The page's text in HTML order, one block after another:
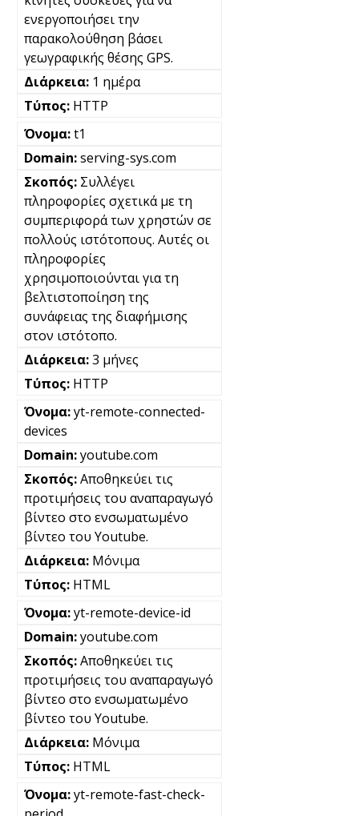
ενεργοποιήσει την
παρακολούθηση βάσει
γεωγραφικής θέσης GPS.
1 ημέρα
HTTP
t1
serving-sys.com
Συλλέγει
πληροφορίες σχετικά με τη
συμπεριφορά των χρηστών σε
πολλούς ιστότοπους. Αυτές οι
πληροφορίες
χρησιμοποιούνται για τη
βελτιστοποίηση της
συνάφειας της διαφήμισης
στον ιστότοπο.
3 μήνες
HTTP
yt-remote-connected-
devices
youtube.com
Αποθηκεύει τις
προτιμήσεις του αναπαραγωγό
βίντεο στο ενσωματωμένο
βίντεο του Youtube.
Μόνιμα
HTML
yt-remote-device-id
youtube.com
Αποθηκεύει τις
προτιμήσεις του αναπαραγωγό
βίντεο στο ενσωματωμένο
βίντεο του Youtube.
Μόνιμα
HTML
yt-remote-fast-check-